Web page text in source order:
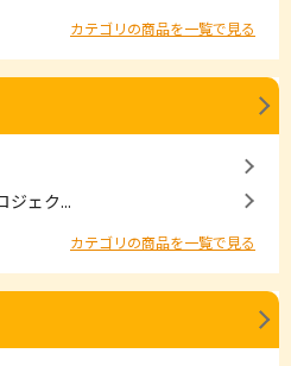
カテゴリの商品を一覧で見る
ジェク...
カテゴリの商品を一覧で見る